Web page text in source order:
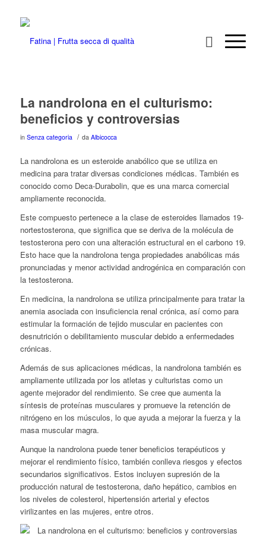
La nandrolona en el culturismo:
beneficios y controversias
in Senza categoria / da Albicocca
La nandrolona es un esteroide anabólico que se utiliza en
medicina para tratar diversas condiciones médicas. También es
conocido como Deca-Durabolin, que es una marca comercial
ampliamente reconocida.
Este compuesto pertenece a la clase de esteroides llamados 19-
nortestosterona, que significa que se deriva de la molécula de
testosterona pero con una alteración estructural en el carbono 19.
Esto hace que la nandrolona tenga propiedades anabólicas más
pronunciadas y menor actividad androgénica en comparación con
la testosterona.
En medicina, la nandrolona se utiliza principalmente para tratar la
anemia asociada con insuficiencia renal crónica, así como para
estimular la formación de tejido muscular en pacientes con
desnutrición o debilitamiento muscular debido a enfermedades
crónicas.
Además de sus aplicaciones médicas, la nandrolona también es
ampliamente utilizada por los atletas y culturistas como un
agente mejorador del rendimiento. Se cree que aumenta la
síntesis de proteínas musculares y promueve la retención de
nitrógeno en los músculos, lo que ayuda a mejorar la fuerza y la
masa muscular magra.
Aunque la nandrolona puede tener beneficios terapéuticos y
mejorar el rendimiento físico, también conlleva riesgos y efectos
secundarios significativos. Estos incluyen supresión de la
producción natural de testosterona, daño hepático, cambios en
los niveles de colesterol, hipertensión arterial y efectos
virilizantes en las mujeres, entre otros.